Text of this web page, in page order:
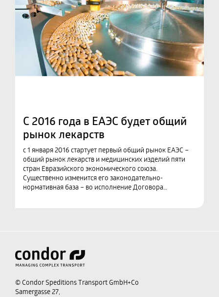
С 2016 года в ЕАЭС будет общий
рынок лекарств
с 1 января 2016 стартует первый общий рынок ЕАЭС –
общий рынок лекарств и медицинских изделий пяти
стран Евразийского экономического союза.
Существенно изменится его законодательно-
нормативная база – во исполнение Договора…
© Condor Speditions Transport GmbH+Co
Samergasse 27,